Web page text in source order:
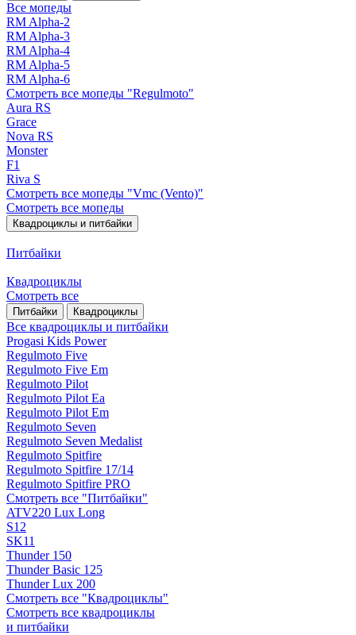
Все мопеды
RM Alpha-2
RM Alpha-3
RM Alpha-4
RM Alpha-5
RM Alpha-6
Смотреть все мопеды "Regulmoto"
Aura RS
Grace
Nova RS
Monster
F1
Riva S
Смотреть все мопеды "Vmc (Vento)"
Смотреть все мопеды
Квадроциклы и питбайки
Питбайки
Квадроциклы
Смотреть все
Питбайки Квадроциклы
Все квадроциклы и питбайки
Progasi Kids Power
Regulmoto Five
Regulmoto Five Em
Regulmoto Pilot
Regulmoto Pilot Ea
Regulmoto Pilot Em
Regulmoto Seven
Regulmoto Seven Medalist
Regulmoto Spitfire
Regulmoto Spitfire 17/14
Regulmoto Spitfire PRO
Смотреть все "Питбайки"
ATV220 Lux Long
S12
SK11
Thunder 150
Thunder Basic 125
Thunder Lux 200
Смотреть все "Квадроциклы"
Смотреть все квадроциклы
и питбайки